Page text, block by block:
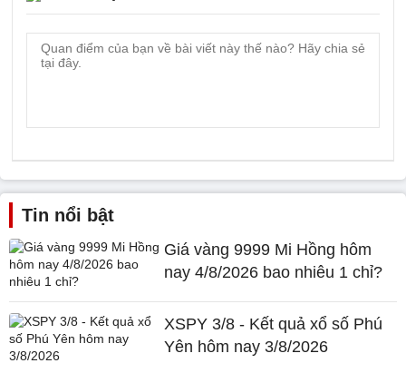
Tin nổi bật
Giá vàng 9999 Mi Hồng hôm
nay 4/8/2026 bao nhiêu 1 chỉ?
XSPY 3/8 - Kết quả xổ số Phú
Yên hôm nay 3/8/2026